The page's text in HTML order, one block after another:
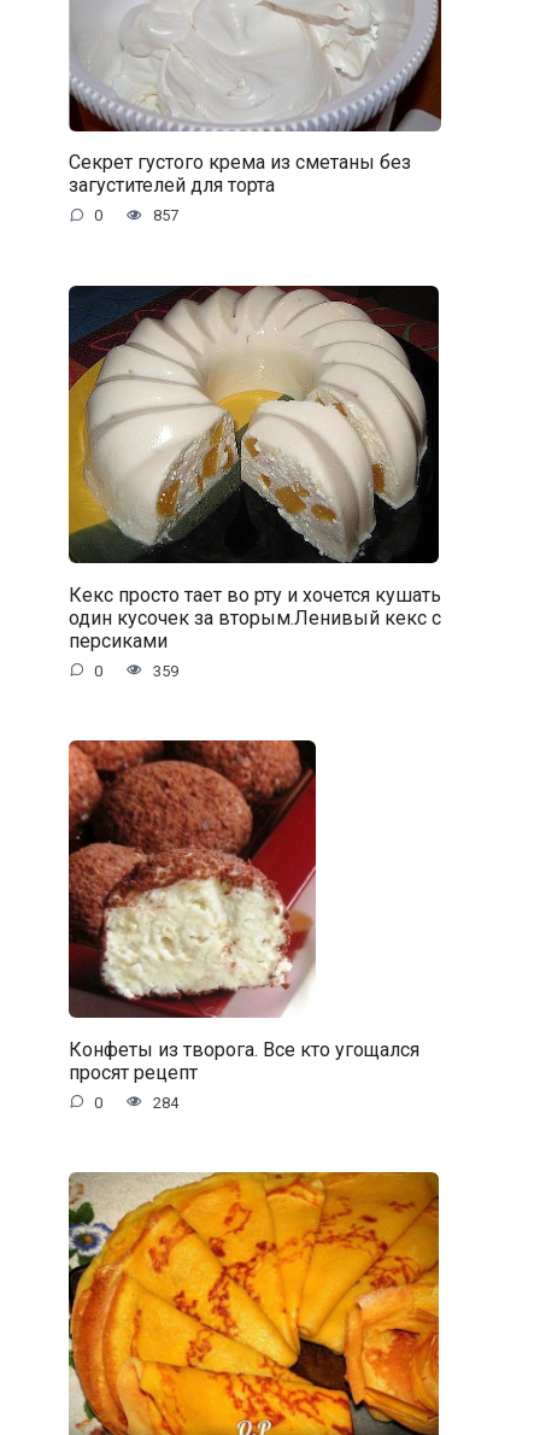
Секрет густого крема из сметаны без
загустителей для торта
0 857
Кекс просто тает во рту и хочется кушать
один кусочек за вторым.Ленивый кекс с
персиками
0 359
Конфеты из творога. Все кто угощался
просят рецепт
0 284